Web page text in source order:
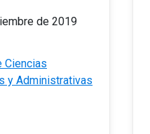
de 2019
Ciencias
y Administrativas